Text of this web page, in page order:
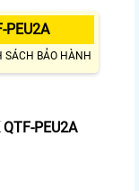
PEU2A
SÁCH BẢO HÀNH
PEU2A